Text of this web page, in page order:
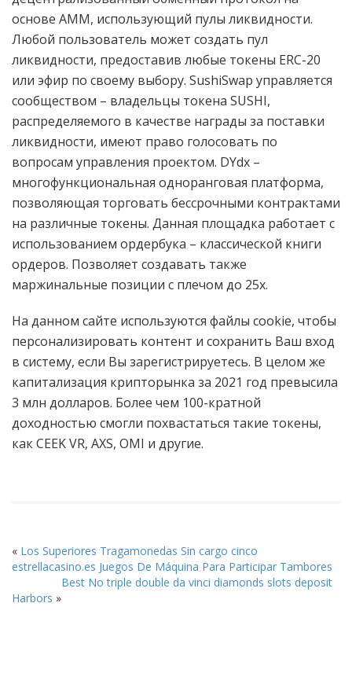
основе AMM, использующий пулы ликвидности.
Любой пользователь может создать пул
ликвидности, предоставив любые токены ERC-20
или эфир по своему выбору. SushiSwap управляется
сообществом – владельцы токена SUSHI,
распределяемого в качестве награды за поставки
ликвидности, имеют право голосовать по
вопросам управления проектом. DYdx –
многофункциональная одноранговая платформа,
позволяющая торговать бессрочными контрактами
на различные токены. Данная площадка работает с
использованием ордербука – классической книги
ордеров. Позволяет создавать также
маржинальные позиции с плечом до 25х.
На данном сайте используются файлы cookie, чтобы
персонализировать контент и сохранить Ваш вход
в систему, если Вы зарегистрируетесь. В целом же
капитализация крипторынка за 2021 год превысила
3 млн долларов. Более чем 100-кратной
доходностью смогли похвастаться такие токены,
как CEEK VR, AXS, OMI и другие.
« Los Superiores Tragamonedas Sin cargo cinco
estrellacasino.es Juegos De Máquina Para Participar Tambores
Best No triple double da vinci diamonds slots deposit
Harbors »